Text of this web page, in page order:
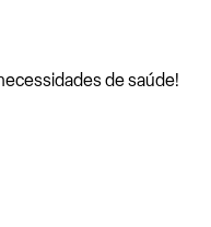
de saúde!